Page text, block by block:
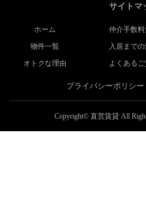
サイトマ
ホーム
物件一覧
オトクな理由
仲介手数
入居まで
よくあるご
プライバシーポリシー
Copyright© 直営賃貸 All